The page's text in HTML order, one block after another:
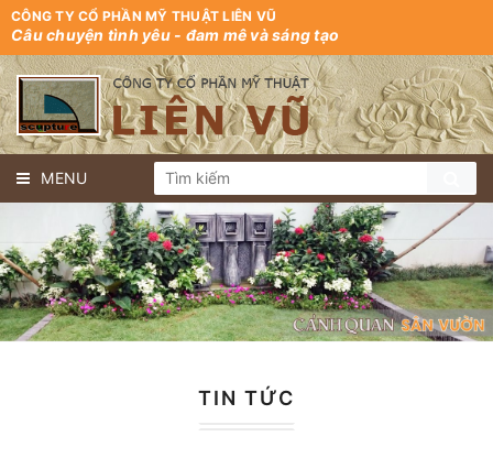
CÔNG TY CỔ PHẦN MỸ THUẬT LIÊN VŨ
Câu chuyện tình yêu - đam mê và sáng tạo
MENU
TIN TỨC